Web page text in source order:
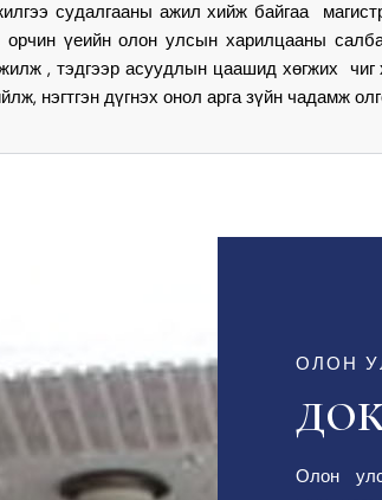
судалгааны ажил хийж байгаа
үеийн олон улсын харилцааны
, тэдгээр асуудлын цаашид хөгжих
нэгтгэн дүгнэх онол арга зүйн чадамж
ОЛОН
Олон